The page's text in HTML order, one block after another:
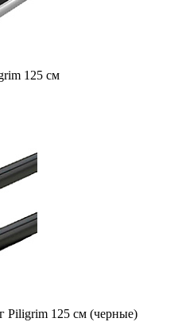
125 см
Piligrim 125 см (черные)